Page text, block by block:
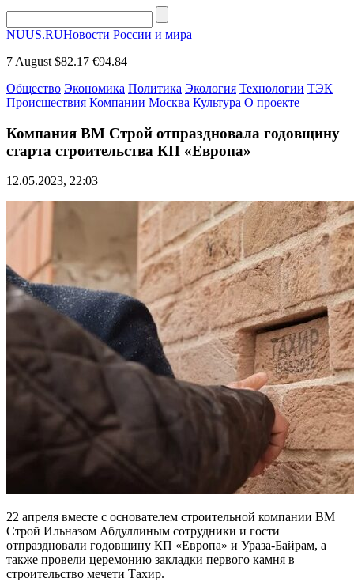
NUUS.RUНовости России и мира
7 August $82.17 €94.84
Общество Экономика Политика Экология Технологии ТЭК
Происшествия Компании Москва Культура О проекте
Компания ВМ Строй отпраздновала годовщину
старта строительства КП «Европа»
12.05.2023, 22:03
22 апреля вместе с основателем строительной компании ВМ
Строй Ильназом Абдуллиным сотрудники и гости
отпраздновали годовщину КП «Европа» и Ураза-Байрам, а
также провели церемонию закладки первого камня в
строительство мечети Тахир.